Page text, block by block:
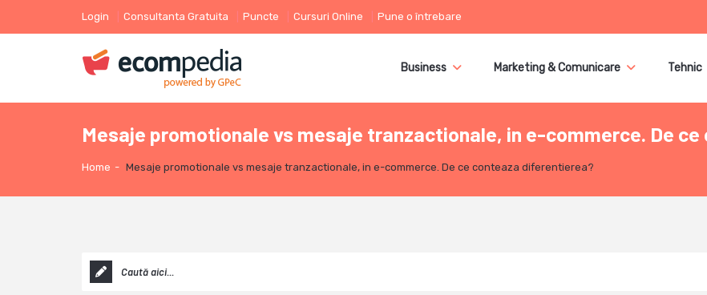
Login Consultanta Gratuita Puncte Cursuri Online Pune o întrebare
Business Marketing & Comunicare Tehnic
Mesaje promotionale vs mesaje tranzactionale, in e-commerce. De
Home - Mesaje promotionale vs mesaje tranzactionale, in e-commerce. De ce conteaza diferentierea?